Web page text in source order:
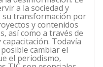
a la sociedad y
transformación por
y contenidos
así como a través de
Todavía
cambiar el
el periodismo,